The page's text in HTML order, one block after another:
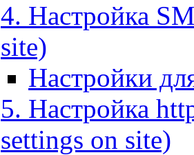
4. Настройка
site)
Настройки
5. Настройка
settings on site)